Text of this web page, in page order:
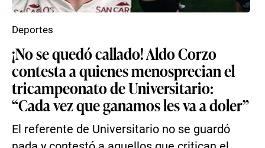
¡No se quedó callado! Aldo Corzo
contesta a quienes menosprecian el
tricampeonato de Universitario:
“Cada vez que ganamos les va a doler”
El referente de Universitario no se guardó
Deportes